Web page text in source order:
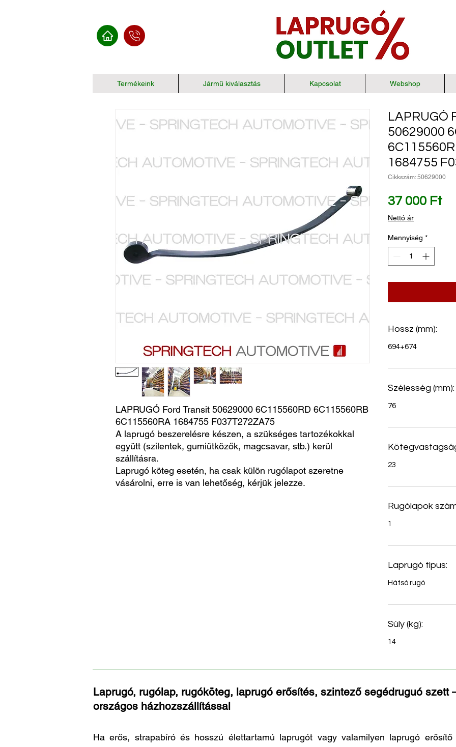
Termékeink Jármű kiválasztás Kapcsolat Webshop
LAPRUGÓ Ford Transit 50629000 6C115560RD 6C115560RB
6C115560RA 1684755 F037T272ZA75
A laprugó beszerelésre készen, a szükséges tartozékokkal
együtt (szilentek, gumiütközők, magcsavar, stb.) kerül
szállításra.
Laprugó köteg esetén, ha csak külön rugólapot szeretne
vásárolni, erre is van lehetőség, kérjük jelezze.
LAPRUGÓ
50629000
1684755
Cikkszám: 50629000
37 000 FtÁr
Nettó ár
Mennyiség *
Hossz (mm):
694+674
Szélesség (mm):
76
23
Rugólapok
1
Laprugó típus:
Hátsó rugó
Súly (kg):
14
Laprugó, rugólap, rugóköteg, laprugó erősítés, szintező segédruguó szett
országos házhozszállítással
Ha erős, strapabíró és hosszú élettartamú laprugót vagy valamilyen laprugó